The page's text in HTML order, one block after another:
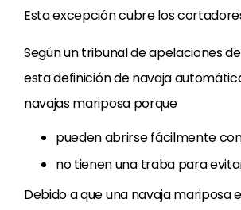
Esta excepción cubre los
Según un tribunal de apelaciones
esta definición de navaja
navajas mariposa porque
pueden abrirse fácilmente
no tienen una traba para
Debido a que una navaja mariposa